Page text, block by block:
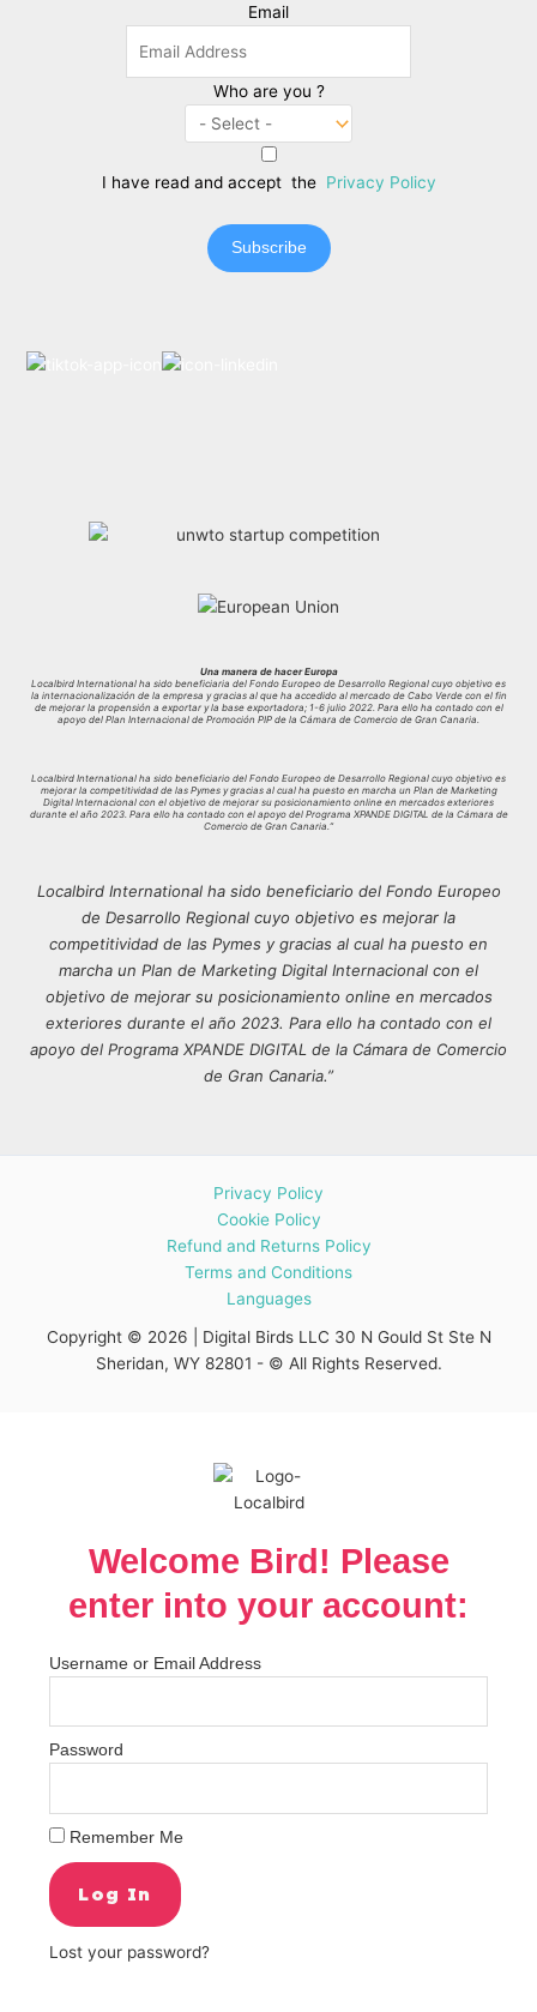
Email
Who are you ?
I have read and accept the Privacy Policy
Subscribe
Una manera de hacer Europa
Localbird International ha sido beneficiaria del Fondo Europeo de Desarrollo Regional cuyo objetivo es
la internacionalización de la empresa y gracias al que ha accedido al mercado de Cabo Verde con el fin
de mejorar la propensión a exportar y la base exportadora; 1-6 julio 2022. Para ello ha contado con el
apoyo del Plan Internacional de Promoción PIP de la Cámara de Comercio de Gran Canaria.
Localbird International ha sido beneficiario del Fondo Europeo de Desarrollo Regional cuyo objetivo es
mejorar la competitividad de las Pymes y gracias al cual ha puesto en marcha un Plan de Marketing
Digital Internacional con el objetivo de mejorar su posicionamiento online en mercados exteriores
durante el año 2023. Para ello ha contado con el apoyo del Programa XPANDE DIGITAL de la Cámara de
Comercio de Gran Canaria.”
Localbird International ha sido beneficiario del Fondo Europeo
de Desarrollo Regional cuyo objetivo es mejorar la
competitividad de las Pymes y gracias al cual ha puesto en
marcha un Plan de Marketing Digital Internacional con el
objetivo de mejorar su posicionamiento online en mercados
exteriores durante el año 2023. Para ello ha contado con el
apoyo del Programa XPANDE DIGITAL de la Cámara de Comercio
de Gran Canaria.”
Privacy Policy
Cookie Policy
Refund and Returns Policy
Terms and Conditions
Languages
Copyright © 2026 | Digital Birds LLC 30 N Gould St Ste N
Sheridan, WY 82801 - © All Rights Reserved.
Welcome Bird! Please
enter into your account:
Username or Email Address
Password
Remember Me
Log In
Lost your password?